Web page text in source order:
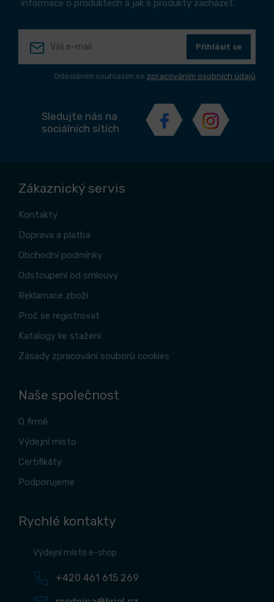
informace o produktech a jak s produkty zacházet.
Přihlásit se
Odesláním souhlasím se zpracováním osobních údajů
Sledujte nás na
sociálních sítích
Zákaznický servis
Kontakty
Doprava a platba
Obchodní podmínky
Odstoupení od smlouvy
Reklamace zboží
Proč se registrovat
Katalogy ke stažení
Zásady zpracování souborů cookies
Naše společnost
O firmě
Výdejní místo
Certifikáty
Podporujeme
Rychlé kontakty
Výdejní místo e-shop
+420 461 615 269